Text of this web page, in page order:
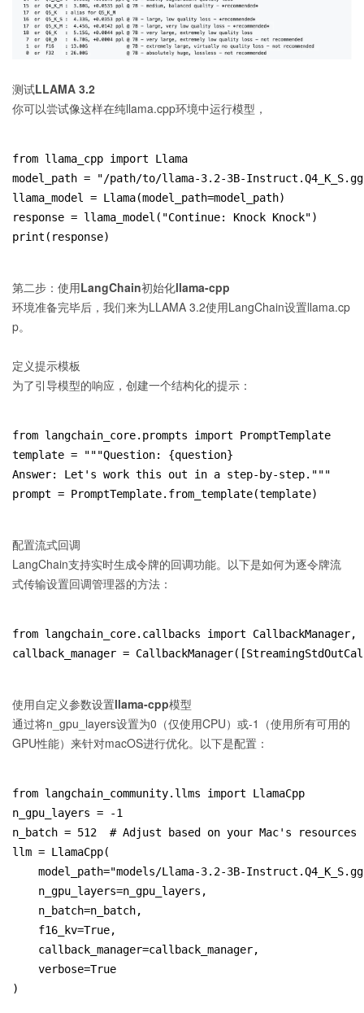
测试LLAMA 3.2
你可以尝试像这样在纯llama.cpp环境中运行模型，
from llama_cpp import Llama
model_path = "/path/to/llama-3.2-3B-
llama_model = Llama(model_path=model_path)
response = llama_model("Continue: Knock Knock")
print(response)
第二步：使用LangChain初始化llama-cpp
环境准备完毕后，我们来为LLAMA 3.2使用LangChain设置llama.cp
p。
定义提示模板
为了引导模型的响应，创建一个结构化的提示：
from langchain_core.prompts import PromptTemplate
template = """Question: {question}
Answer: Let's work this out in a step-by-step."""
prompt = PromptTemplate.from_template(template)
配置流式回调
LangChain支持实时生成令牌的回调功能。以下是如何为逐令牌流
式传输设置回调管理器的方法：
from langchain_core.callbacks import CallbackManager,
callback_manager =
使用自定义参数设置llama-cpp模型
通过将n_gpu_layers设置为0（仅使用CPU）或-1（使用所有可用的
GPU性能）来针对macOS进行优化。以下是配置：
from langchain_community.llms import LlamaCpp
n_gpu_layers = -1
n_batch = 512  # Adjust based on your Mac's resources
llm = LlamaCpp(
model_path="models/Llama-3.2-3B-
n_gpu_layers=n_gpu_layers,
n_batch=n_batch,
f16_kv=True,
callback_manager=callback_manager,
verbose=True
)